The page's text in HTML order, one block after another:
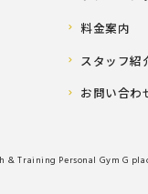
料金案内
スタッフ紹
お問い合わ
& Training Personal Gym G